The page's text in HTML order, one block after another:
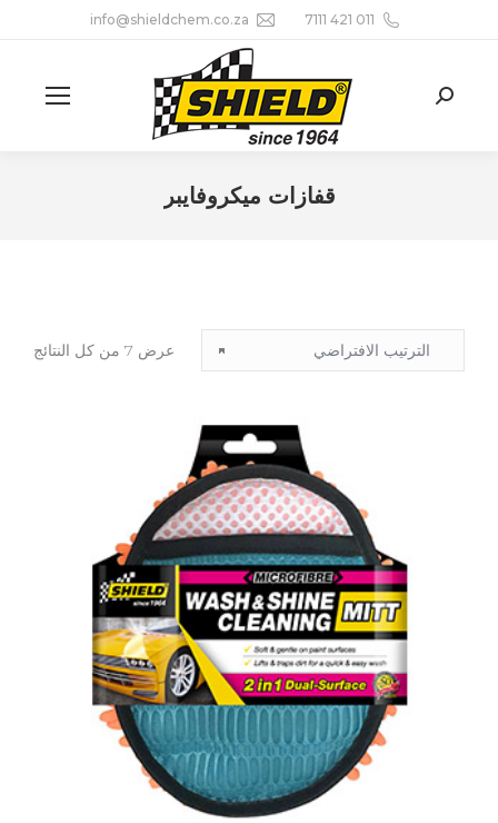
011 421 7111
info@shieldchem.co.za
Search:
قفازات ميكروفايبر
عرض ⁦7⁩ من كل النتائج